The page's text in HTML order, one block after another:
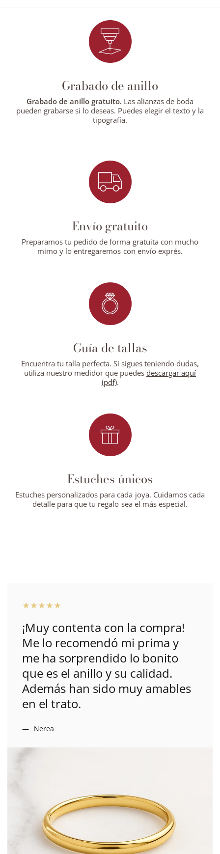
Grabado de anillo
Grabado de anillo gratuito. Las alianzas de boda
pueden grabarse si lo deseas. Puedes elegir el texto y la
tipografía.
Envío gratuito
Preparamos tu pedido de forma gratuita con mucho
mimo y lo entregaremos con envío exprés.
Guía de tallas
Encuentra tu talla perfecta. Si sigues teniendo dudas,
utiliza nuestro medidor que puedes descargar aquí
(pdf).
Estuches únicos
Estuches personalizados para cada joya. Cuidamos cada
detalle para que tu regalo sea el más especial.
¡Muy contenta con la compra!
Me lo recomendó mi prima y
me ha sorprendido lo bonito
que es el anillo y su calidad.
Además han sido muy amables
en el trato.
Nerea